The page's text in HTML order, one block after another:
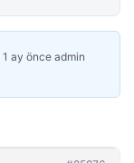
1 ay önce admin